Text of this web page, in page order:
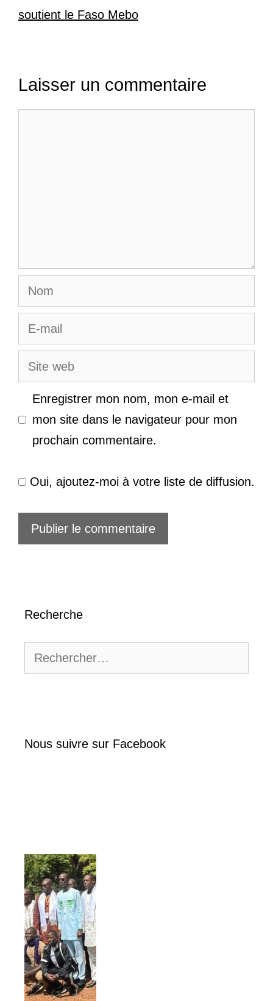
soutient le Faso Mebo
Laisser un commentaire
Nom
E-
mail
Site
web
Enregistrer mon nom, mon e-mail et
mon site dans le navigateur pour mon
prochain commentaire.
Oui, ajoutez-moi à votre liste de diffusion.
Recherche
Nous suivre sur Facebook